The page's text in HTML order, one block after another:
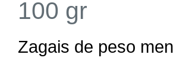
100 gr
Zagais de peso